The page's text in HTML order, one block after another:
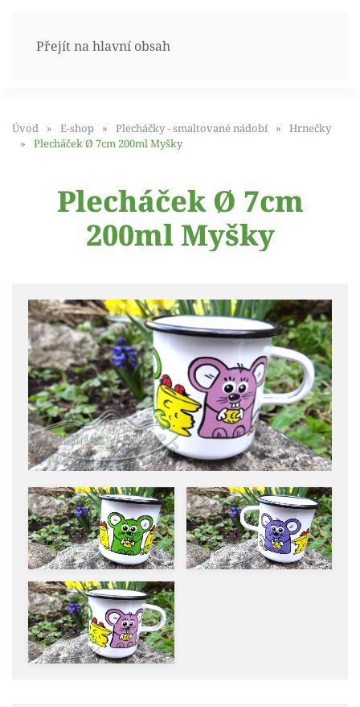
Přejít na hlavní obsah
Úvod E-shop Plecháčky - smaltované nádobí
Hrnečky
Plecháček Ø 7cm 200ml Myšky
Plecháček Ø 7cm
200ml Myšky